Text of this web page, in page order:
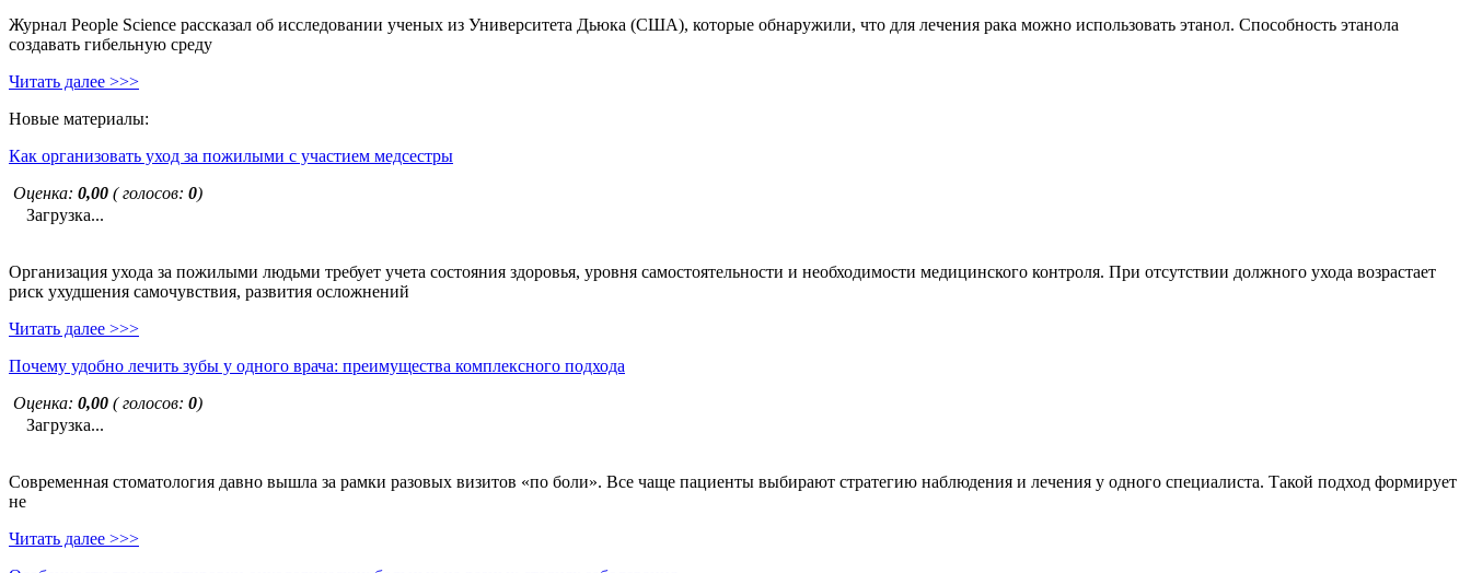
Журнал People Science рассказал об исследовании ученых из Университета Дьюка (США), которые обнаружили, что для лечения рака можно использовать этанол. Способность этанола
создавать гибельную среду
Читать далее >>>
Новые материалы:
Как организовать уход за пожилыми с участием медсестры
Оценка: 0,00 ( голосов: 0)
Загрузка...
Организация ухода за пожилыми людьми требует учета состояния здоровья, уровня самостоятельности и необходимости медицинского контроля. При отсутствии должного ухода возрастает
риск ухудшения самочувствия, развития осложнений
Читать далее >>>
Почему удобно лечить зубы у одного врача: преимущества комплексного подхода
Оценка: 0,00 ( голосов: 0)
Загрузка...
Современная стоматология давно вышла за рамки разовых визитов «по боли». Все чаще пациенты выбирают стратегию наблюдения и лечения у одного специалиста. Такой подход формирует
не
Читать далее >>>